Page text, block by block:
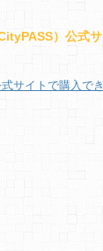
）公式サ
サイトで購入でき